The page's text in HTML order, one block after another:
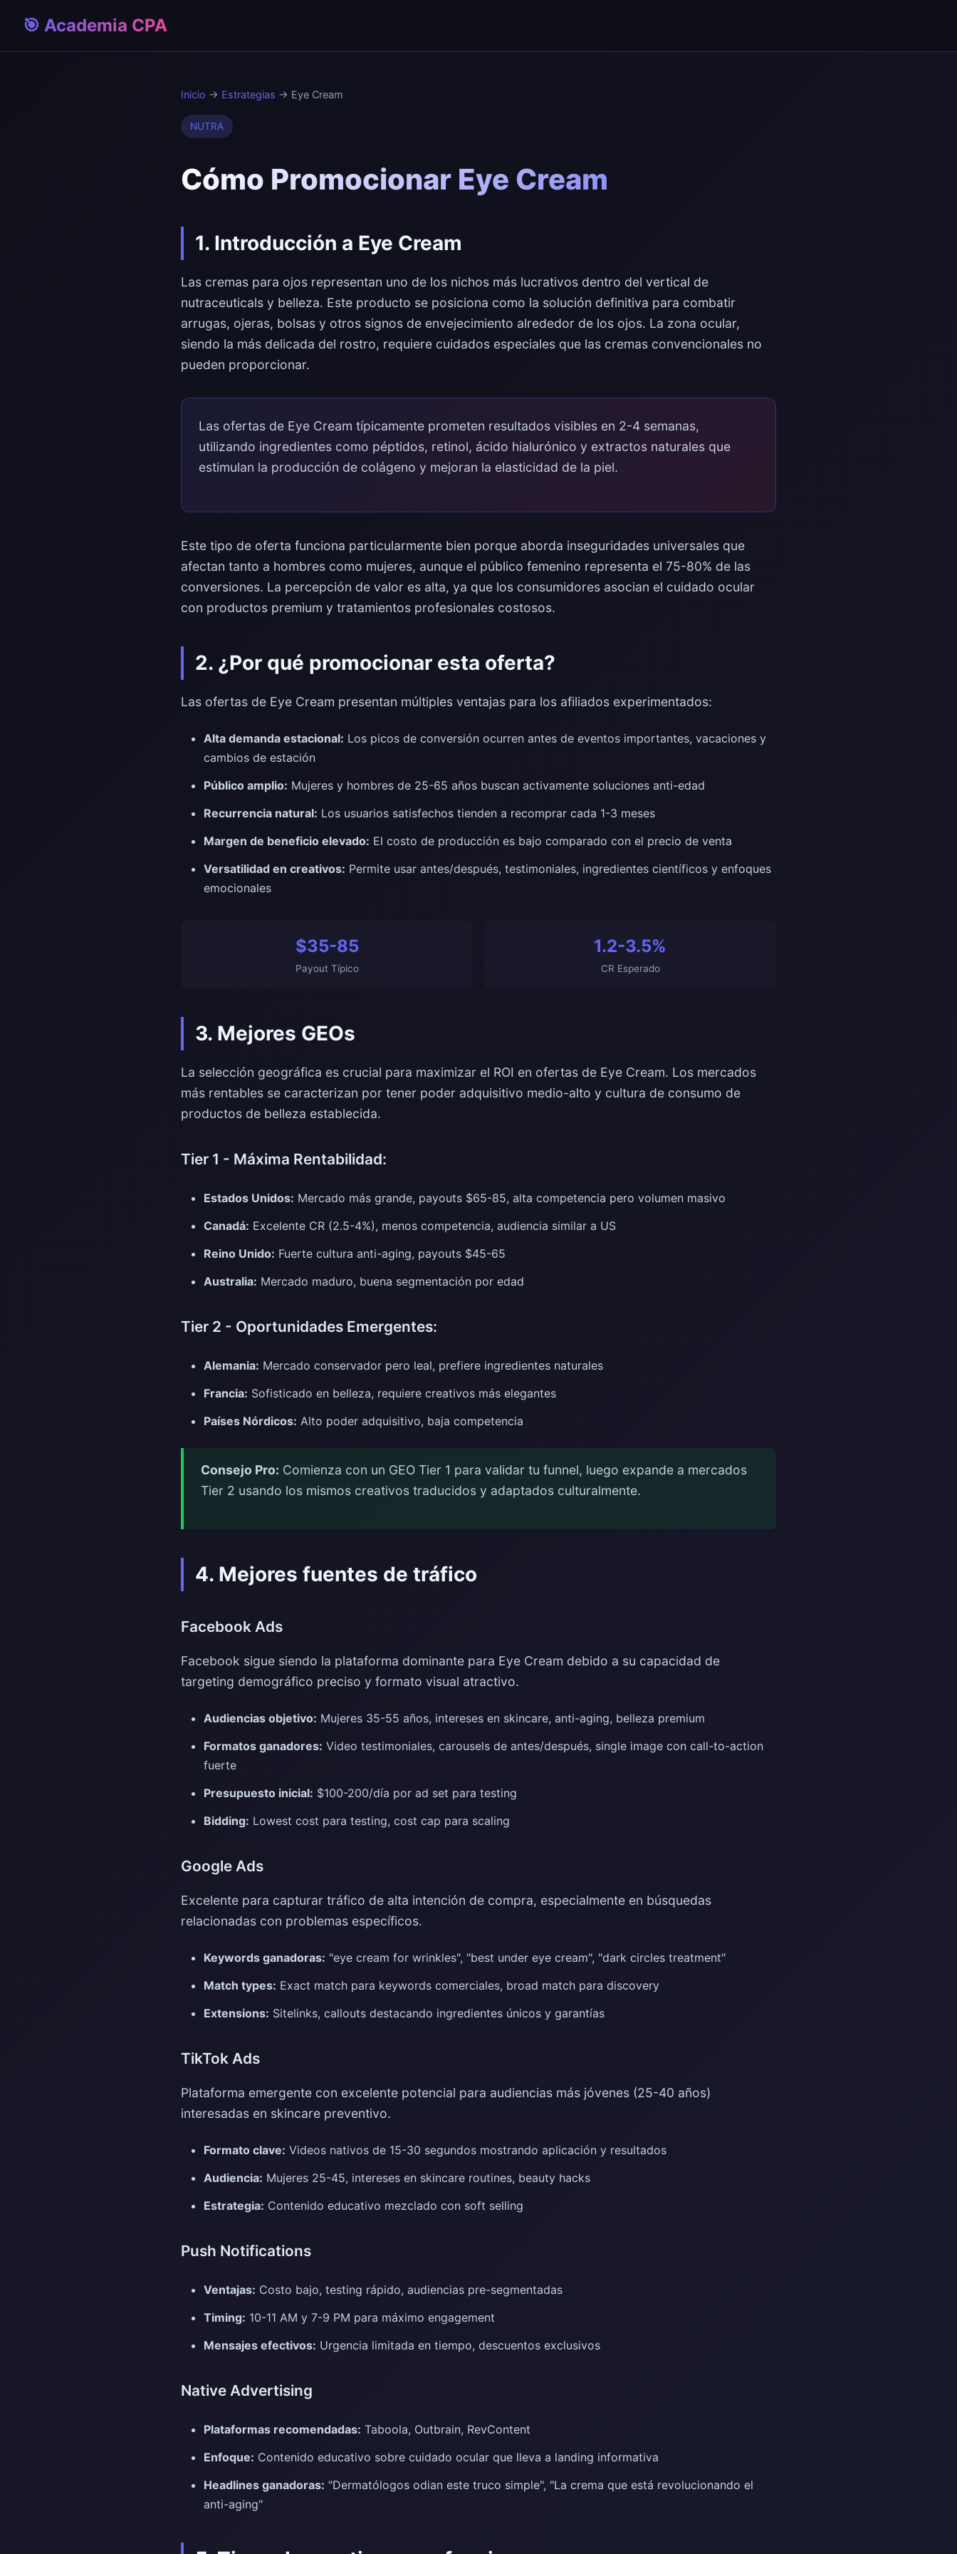
🎯 Academia CPA
Inicio → Estrategias → Eye Cream
NUTRA
Cómo Promocionar Eye Cream
1. Introducción a Eye Cream
Las cremas para ojos representan uno de los nichos más lucrativos dentro del vertical de
nutraceuticals y belleza. Este producto se posiciona como la solución definitiva para combatir
arrugas, ojeras, bolsas y otros signos de envejecimiento alrededor de los ojos. La zona ocular,
siendo la más delicada del rostro, requiere cuidados especiales que las cremas convencionales no
pueden proporcionar.
Las ofertas de Eye Cream típicamente prometen resultados visibles en 2-4 semanas,
utilizando ingredientes como péptidos, retinol, ácido hialurónico y extractos naturales que
estimulan la producción de colágeno y mejoran la elasticidad de la piel.
Este tipo de oferta funciona particularmente bien porque aborda inseguridades universales que
afectan tanto a hombres como mujeres, aunque el público femenino representa el 75-80% de las
conversiones. La percepción de valor es alta, ya que los consumidores asocian el cuidado ocular
con productos premium y tratamientos profesionales costosos.
2. ¿Por qué promocionar esta oferta?
Las ofertas de Eye Cream presentan múltiples ventajas para los afiliados experimentados:
Alta demanda estacional: Los picos de conversión ocurren antes de eventos importantes, vacaciones y
cambios de estación
Público amplio: Mujeres y hombres de 25-65 años buscan activamente soluciones anti-edad
Recurrencia natural: Los usuarios satisfechos tienden a recomprar cada 1-3 meses
Margen de beneficio elevado: El costo de producción es bajo comparado con el precio de venta
Versatilidad en creativos: Permite usar antes/después, testimoniales, ingredientes científicos y enfoques
emocionales
$35-85
Payout Típico
1.2-3.5%
CR Esperado
3. Mejores GEOs
La selección geográfica es crucial para maximizar el ROI en ofertas de Eye Cream. Los mercados
más rentables se caracterizan por tener poder adquisitivo medio-alto y cultura de consumo de
productos de belleza establecida.
Tier 1 - Máxima Rentabilidad:
Estados Unidos: Mercado más grande, payouts $65-85, alta competencia pero volumen masivo
Canadá: Excelente CR (2.5-4%), menos competencia, audiencia similar a US
Reino Unido: Fuerte cultura anti-aging, payouts $45-65
Australia: Mercado maduro, buena segmentación por edad
Tier 2 - Oportunidades Emergentes:
Alemania: Mercado conservador pero leal, prefiere ingredientes naturales
Francia: Sofisticado en belleza, requiere creativos más elegantes
Países Nórdicos: Alto poder adquisitivo, baja competencia
Consejo Pro: Comienza con un GEO Tier 1 para validar tu funnel, luego expande a mercados
Tier 2 usando los mismos creativos traducidos y adaptados culturalmente.
4. Mejores fuentes de tráfico
Facebook Ads
Facebook sigue siendo la plataforma dominante para Eye Cream debido a su capacidad de
targeting demográfico preciso y formato visual atractivo.
Audiencias objetivo: Mujeres 35-55 años, intereses en skincare, anti-aging, belleza premium
Formatos ganadores: Video testimoniales, carousels de antes/después, single image con call-to-action
fuerte
Presupuesto inicial: $100-200/día por ad set para testing
Bidding: Lowest cost para testing, cost cap para scaling
Google Ads
Excelente para capturar tráfico de alta intención de compra, especialmente en búsquedas
relacionadas con problemas específicos.
Keywords ganadoras: "eye cream for wrinkles", "best under eye cream", "dark circles treatment"
Match types: Exact match para keywords comerciales, broad match para discovery
Extensions: Sitelinks, callouts destacando ingredientes únicos y garantías
TikTok Ads
Plataforma emergente con excelente potencial para audiencias más jóvenes (25-40 años)
interesadas en skincare preventivo.
Formato clave: Videos nativos de 15-30 segundos mostrando aplicación y resultados
Audiencia: Mujeres 25-45, intereses en skincare routines, beauty hacks
Estrategia: Contenido educativo mezclado con soft selling
Push Notifications
Ventajas: Costo bajo, testing rápido, audiencias pre-segmentadas
Timing: 10-11 AM y 7-9 PM para máximo engagement
Mensajes efectivos: Urgencia limitada en tiempo, descuentos exclusivos
Native Advertising
Plataformas recomendadas: Taboola, Outbrain, RevContent
Enfoque: Contenido educativo sobre cuidado ocular que lleva a landing informativa
Headlines ganadoras: "Dermatólogos odian este truco simple", "La crema que está revolucionando el
anti-aging"